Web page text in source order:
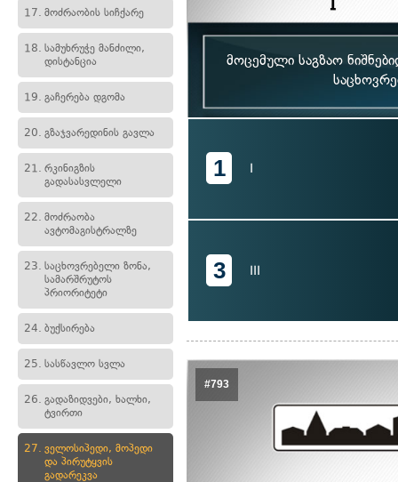
17. მოძრაობის სიჩქარე
18. სამუხრუჭე მანძილი,
დისტანცია
19. გაჩერება დგომა
20. გზაჯვარედინის გავლა
21. რკინიგზის
გადასასვლელი
22. მოძრაობა
ავტომაგისტრალზე
23. საცხოვრებელი ზონა,
სამარშრუტოს
პრიორიტეტი
24. ბუქსირება
25. სასწავლო სვლა
26. გადაზიდვები, ხალხი,
ტვირთი
27. ველოსიპედი, მოპედი
და პირუტყვის
გადარეკვა
მოცემული საგზაო
1 I
3 III
#793